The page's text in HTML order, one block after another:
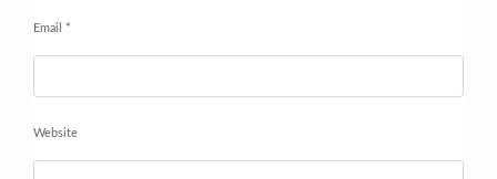
Email *
Website